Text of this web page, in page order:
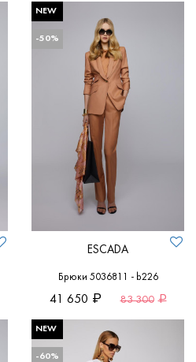
NEW
-50%
ESCADA
Брюки 5036811 - b226
41 650 83 300
NEW
-60%